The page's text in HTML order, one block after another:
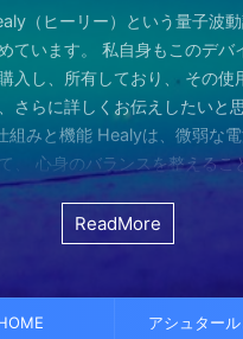
る繊細な音。 それぞれが奏で
たちの心に特別な空間を作り
は大地だけでなく、心も潤す
り続ける雨を眺めていました
た釣りができなくなり、少し
も、温かいコーヒーを入れ、
を眺めていると、不思議と心
す。 雨は自然界の浄化装置で
、植物に命の水を与え、空気を
ReadMore
して黄砂ヤバくないですか？
ゴロゴロさせながら、くしゃ
きたときから、鼻水との格闘
、電車の中で、目を真っ赤に
使い果たした私。 周りの人た
で、まるで「花粉症戦争」の
朝、ふと考えました。 この花
進学や就職前の気持ちに似て
見えない不安、どうしようもな
ReadMore
（ヒーリー）という量子波
ています。 私自身もこのデバ
入し、所有しており、 その使
さらに詳しくお伝えしたいと思
組みと機能 Healyは、微弱な
、 心身のバランスを整えるこ
アラブルデバイスです。 専用
電極を介して身体に微弱な電
人の必要とする周波数を分析・
ReadMore
づいたら政治とか社会問題の
いました。 特にトランプの発
省解体、１０３万円の壁など・
見て何かが解決できるわけで
んハマってしまいました。
モヤモヤを代弁してくれる感
？ つい次々と見てしまうので
たら めちゃくちゃ波動が下が
笑） どうして気づいたのかとい
ReadMore
然そうなっていない。 地位
ない。自由もない（笑） で
もいいわと思える時もあるん
問題じゃなくて、 今ここに生
幸せという時がある。 それは
いえば 今ここにいる時 今に
んでいるとき。 先日ワカサギ釣
氷に穴をあけて糸を垂らすやつ
ReadMore
感覚はありませんね。 いつの
いつの間にか過ぎ去っていく
年から暗いかな（笑） まあ、
ということでしょう。 昨年末
かったのですが、 年始は暇。
はありますよね。 自分は今こ
か？ 我々の現実は今ここだけな
を見ちゃったり、過去を悔んだ
ReadMore
なブログを書いたと思います
はドイツで研究開発され、製
能を利用した 健康をサポート
電気パルスを使用して体をよ
状態にする、 周波数応用のア
計された小型の電子デバイス
人体を調整し、健康的な生活を
そうなんです。 あんまり使って
うのも しばらく意欲というか
ReadMore
いました。 これで今まで使っ
代）とはおさらばです。 特
なく、iPad自体はほとんど使
えなくても良かったのですが
ういうの重要ですよね。 気
いうノリ。 実際変えてみて
くいい。 Lightningの呪縛から解
めちゃくちゃいい。 &n ...
ReadMore
みる。 こちら小さい割には結
。 買う時も結構迷いました。
られた人生 波動を良くして豊
じゃないですか。 だから、多
し 試してみないとわからない
れでです。 一年ぐらいはほど
はいたのですが、 やはり実感
るという実感が乏しい。 これ
で 一人でやっているからだと
ReadMore
思う水原さんが解雇されたよ
賭博か・・・ 違法かどうかは
で解雇とは・・・ とってもつ
球が好きとか 大谷さんが好き
いし、 水原さんに思い入れが
でもねえ・・・ 今の水原さ
なんかつらい。 というのも、
ながら 何とかしたいと日々思
仕事していたわけでしょ。 ...
ReadMore
アシュター